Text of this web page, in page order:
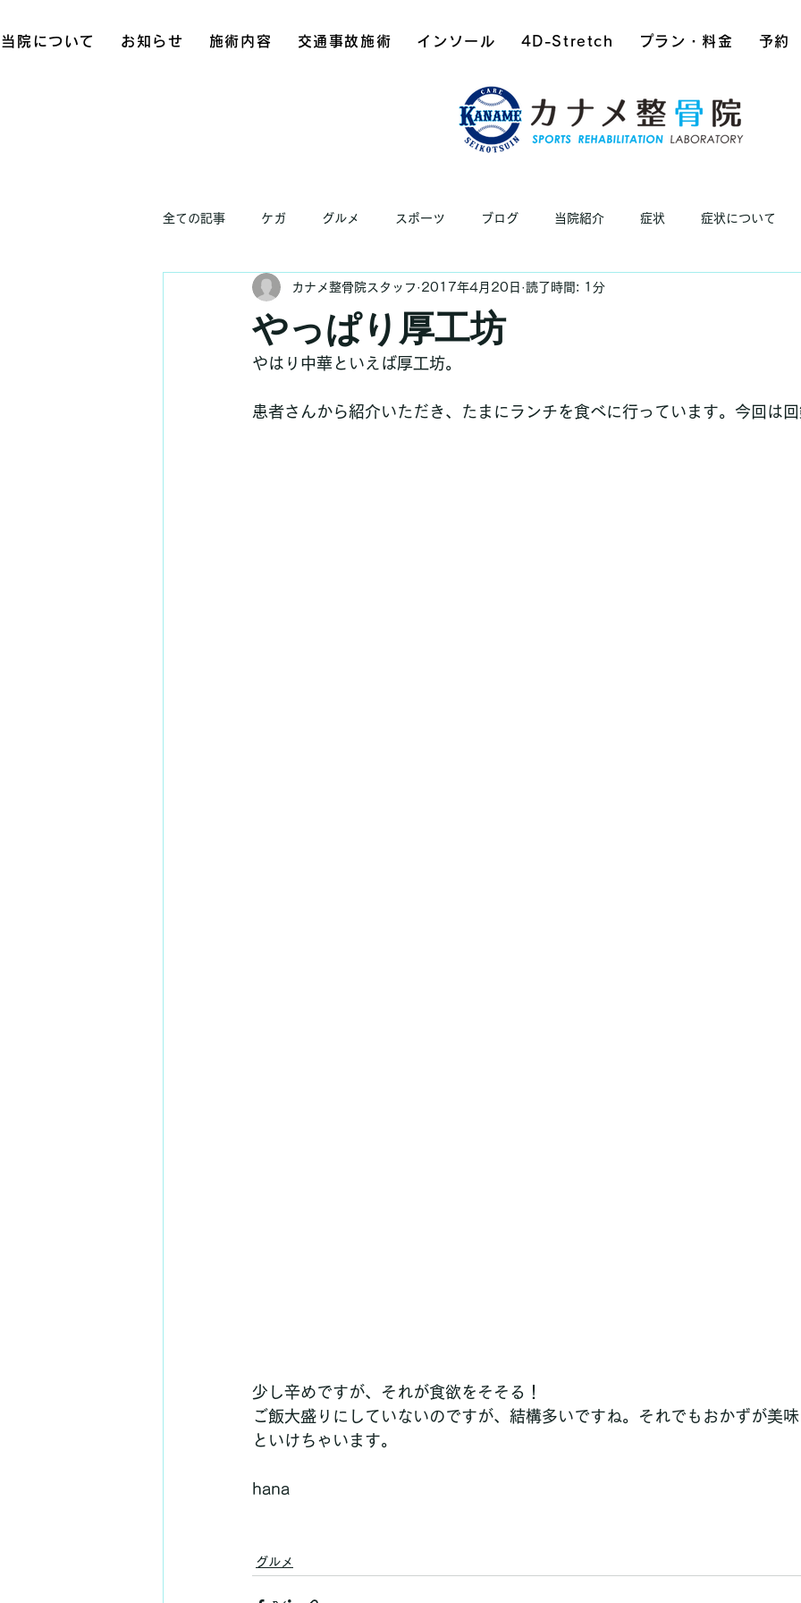
当院について お知らせ 施術内容 交通事故施術 インソール 4D-Stretch プラン・料金 予約
全ての記事 ケガ グルメ スポーツ ブログ 当院紹介 症状 症状について
やっぱり厚工坊
カナメ整骨院スタッフ 2017年4月20日 読了時間: 1分
やはり中華といえば厚工坊。
患者さんから紹介いただき、たまにランチを食べに行っています。今回は回
少し辛めですが、それが食欲をそそる！
ご飯大盛りにしていないのですが、結構多いですね。それでもおかずが美
といけちゃいます。
hana
グルメ